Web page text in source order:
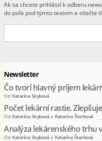
Ak sa chcete prihlásiť k odberu
do poľa pod týmto textom a stlačte
Newsletter
Čo tvorí hlavný príjem
Od Katarína Skybová
Počet lekární rastie.
Od Katarína Skybová a Katarína Šterbová
Analýza lekárenského trhu v
Od Katarína Skybová a Katarína Šterbová